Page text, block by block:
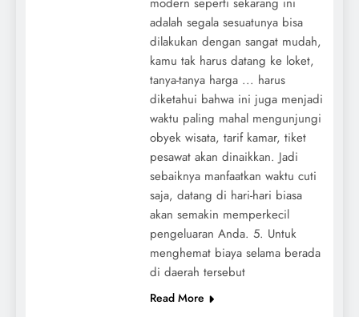
adalah segala sesuatunya bisa
dilakukan dengan sangat mudah,
kamu tak harus datang ke loket,
tanya-tanya harga ... harus
diketahui bahwa ini juga menjadi
waktu paling mahal mengunjungi
obyek wisata, tarif kamar, tiket
pesawat akan dinaikkan. Jadi
sebaiknya manfaatkan waktu cuti
saja, datang di hari-hari biasa
akan semakin memperkecil
pengeluaran Anda. 5. Untuk
menghemat biaya selama berada
di daerah tersebut
Read More